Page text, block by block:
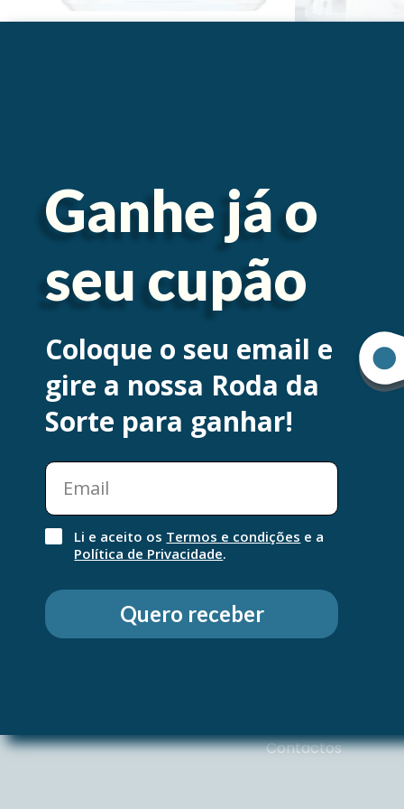
incorpora ácido hialurónico com efeito
para uma hidratação intensa ao longo do dia.
sua composição um ingrediente que purifica e
pele, pela sua ação adstringente.
Deve ser aplicado de manhã e/ou à noite
Contactos
Ganhe já o
seu cupão
Coloque o seu email e
gire a nossa Roda da
Sorte para ganhar!
Li e aceito os Termos e condições e a
Política de Privacidade.
Quero receber